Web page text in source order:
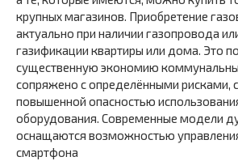
крупных магазинов. Приобретение
актуально при наличии газопровода
газификации квартиры или дома. Это
существенную экономию
сопряжено с определёнными рисками,
повышенной опасностью
оборудования. Современные модели
оснащаются возможностью
смартфона